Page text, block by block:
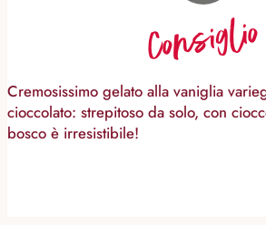
Consiglio
Cremosissimo gelato alla vaniglia
cioccolato: strepitoso da solo, con
bosco è irresistibile!